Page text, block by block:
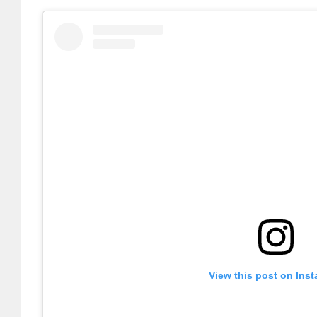
View this post on